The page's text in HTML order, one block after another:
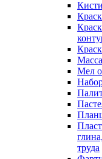
Мел
труда